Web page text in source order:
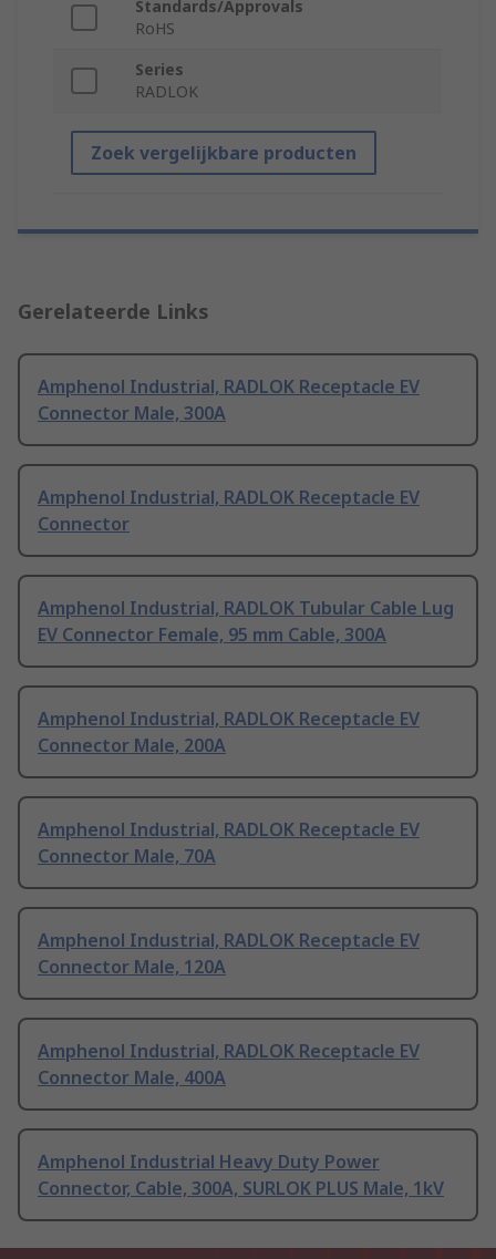
Standards/Approvals
RoHS
Series
RADLOK
Zoek vergelijkbare producten
Gerelateerde Links
Amphenol Industrial, RADLOK Receptacle EV
Connector Male, 300A
Amphenol Industrial, RADLOK Receptacle EV
Connector
Amphenol Industrial, RADLOK Tubular Cable Lug
EV Connector Female, 95 mm Cable, 300A
Amphenol Industrial, RADLOK Receptacle EV
Connector Male, 200A
Amphenol Industrial, RADLOK Receptacle EV
Connector Male, 70A
Amphenol Industrial, RADLOK Receptacle EV
Connector Male, 120A
Amphenol Industrial, RADLOK Receptacle EV
Connector Male, 400A
Amphenol Industrial Heavy Duty Power
Connector, Cable, 300A, SURLOK PLUS Male, 1kV